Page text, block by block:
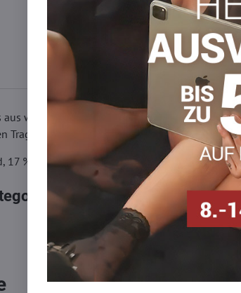
Beschreibung
weicher, glänzender Spitze. Der breite
Tragekomfort sorgt ein Baumwollzwickel.
17 % Elasthan
Boxershorts für